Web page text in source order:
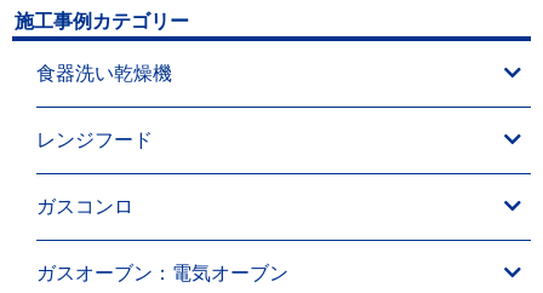
施工事例カテゴリー
食器洗い乾燥機
レンジフード
ガスコンロ
ガスオーブン：電気オーブン